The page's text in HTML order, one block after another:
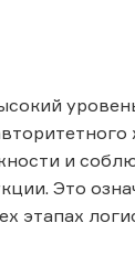
и
Это
этапах